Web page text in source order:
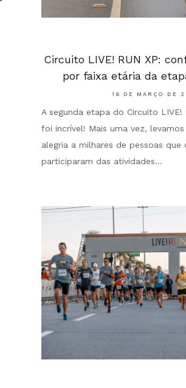
Circuito LIVE! RUN XP:
por faixa etária da
16 DE MARÇO DE
A segunda etapa do Circuito LIVE!
foi incrível! Mais uma vez,
alegria a milhares de pessoas
participaram das atividades…